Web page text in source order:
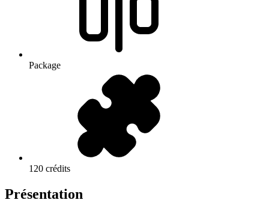
Package
120 crédits
Présentation